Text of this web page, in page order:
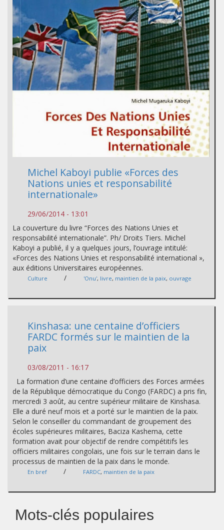
Michel Kaboyi publie «Forces des
Nations unies et responsabilité
internationale»
29/06/2014 - 13:01
La couverture du livre “Forces des Nations Unies et
responsabilité internationale”. Ph/ Droits Tiers. Michel
Kaboyi a publié, il y a quelques jours, l’ouvrage intitulé:
«Forces des Nations Unies et responsabilité international »,
aux éditions Universitaires européennes.
Culture / 'Onu', livre, maintien de la paix, ouvrage
Kinshasa: une centaine d’officiers
FARDC formés sur le maintien de la
paix
03/08/2011 - 16:17
La formation d’une centaine d’officiers des Forces armées
de la République démocratique du Congo (FARDC) a pris fin,
mercredi 3 août, au centre supérieur militaire de Kinshasa.
Elle a duré neuf mois et a porté sur le maintien de la paix.
Selon le conseiller du commandant de groupement des
écoles supérieures militaires, Baciza Kashema, cette
formation avait pour objectif de rendre compétitifs les
officiers militaires congolais, une fois sur le terrain dans le
processus de maintien de la paix dans le monde.
En bref / FARDC, maintien de la paix
Mots-clés populaires